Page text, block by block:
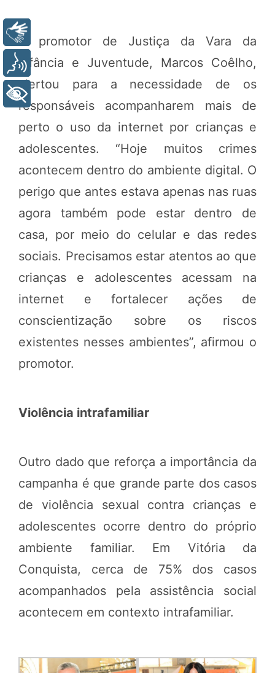
O promotor de Justiça da Vara da
Infância e Juventude, Marcos Coêlho,
alertou para a necessidade de os
responsáveis acompanharem mais de
perto o uso da internet por crianças e
adolescentes. “Hoje muitos crimes
acontecem dentro do ambiente digital. O
perigo que antes estava apenas nas ruas
agora também pode estar dentro de
casa, por meio do celular e das redes
sociais. Precisamos estar atentos ao que
crianças e adolescentes acessam na
internet e fortalecer ações de
conscientização sobre os riscos
existentes nesses ambientes”, afirmou o
promotor.
Violência intrafamiliar
Outro dado que reforça a importância da
campanha é que grande parte dos casos
de violência sexual contra crianças e
adolescentes ocorre dentro do próprio
ambiente familiar. Em Vitória da
Conquista, cerca de 75% dos casos
acompanhados pela assistência social
acontecem em contexto intrafamiliar.
Voz
+ Acessibilidade